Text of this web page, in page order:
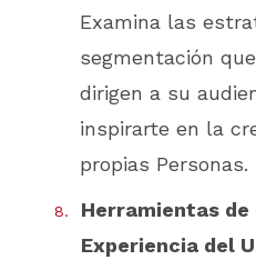
Examina las
segmentación
dirigen a su
inspirarte en la
propias Personas.
Herramientas de
Experiencia del